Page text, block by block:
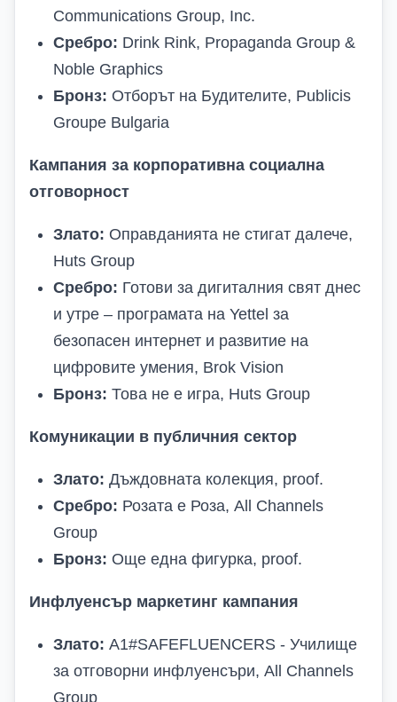
Communications Group, Inc.
Сребро: Drink Rink, Propaganda Group &
Noble Graphics
Бронз: Отборът на Будителите, Publicis
Groupe Bulgaria
Кампания за корпоративна социална
отговорност
Злато: Оправданията не стигат далече,
Huts Group
Сребро: Готови за дигиталния свят днес
и утре – програмата на Yettel за
безопасен интернет и развитие на
цифровите умения, Brok Vision
Бронз: Това не е игра, Huts Group
Комуникации в публичния сектор
Злато: Дъждовната колекция, proof.
Сребро: Розата е Роза, All Channels
Group
Бронз: Още една фигурка, proof.
Инфлуенсър маркетинг кампания
Злато: A1#SAFEFLUENCERS - Училище
за отговорни инфлуенсъри, All Channels
Group